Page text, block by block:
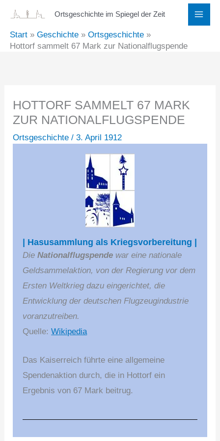
springen
Ortsgeschichte im Spiegel der Zeit
Start Geschichte
Ortsgeschichte
Hottorf sammelt 67 Mark zur Nationalflugspende
HOTTORF SAMMELT 67 MARK
ZUR NATIONALFLUGSPENDE
Ortsgeschichte /3. April 1912
| Hasusammlung als Kriegsvorbereitung |
DieNationalflugspende war eine nationale
Geldsammelaktion, von der Regierung vor dem
Ersten Weltkrieg dazu eingerichtet, die
Entwicklung der deutschen Flugzeugindustrie
voranzutreiben.
Quelle:Wikipedia
Das Kaiserreich führte eine allgemeine
Spendenaktion durch, die in Hottorf ein
Ergebnis von 67 Mark beitrug.